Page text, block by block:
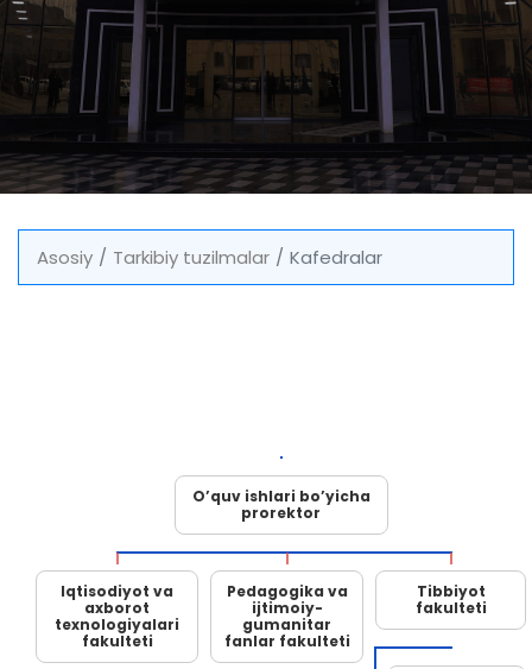
Asosiy Tarkibiy tuzilmalar Kafedralar
O’quv ishlari bo’yicha
prorektor
Iqtisodiyot va
axborot
texnologiyalari
fakulteti
Pedagogika va
ijtimoiy-
gumanitar
fanlar fakulteti
Tibbiyot
fakulteti